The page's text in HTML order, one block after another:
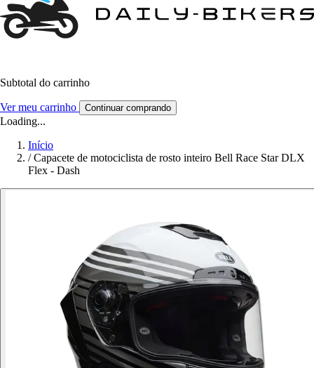
Subtotal do carrinho
Ver meu carrinho Continuar comprando
Loading...
Início
/ Capacete de motociclista de rosto inteiro Bell Race Star DLX
Flex - Dash